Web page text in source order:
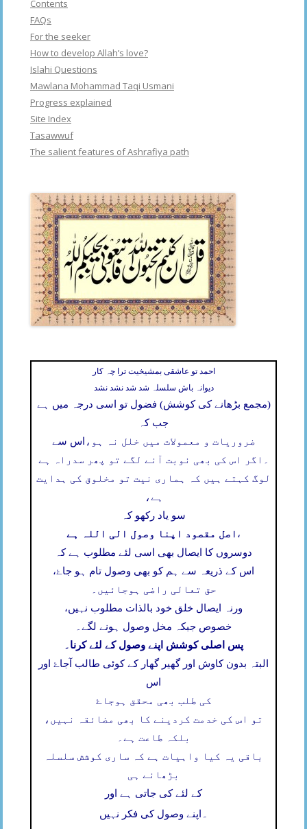
Contents
FAQs
For the seeker
How to develop Allah’s love?
Islahi Questions
Mawlana Mohammad Taqi Usmani
Progress explained
Site Index
Tasawwuf
The salient features of Ashrafiya path
احمد تو عاشقی بمشیخیت ترا چہ کار
دیوانہ باش سلسلہ شد شد نشد نشد
(مجمع بڑھانے کی کوشش) فضول تو اسی درجہ میں ہے
جب کہ
اس سے ضروریات و معمولات میں خلل نہ ہو،
اگر اس کی بھی نوبت آنے لگے تو پھر سدراہ ہے
لوگ کہتے ہیں کہ ہماری نیت تو مخلوق کی ہدایت
ہے،
سو یاد رکھو کہ
اصل مقصود اپنا وصول الی اللہ ہے ،
دوسروں کا ایصال بھی اسی لئے مطلوب ہے کہ
اس کے ذریعہ سے ہم کو بھی وصول تام ہو جاۓ،
حق تعالی راضی ہوجائیں۔
ورنہ ایصال خلق خود بالذات مطلوب نہیں،
خصوص جبکہ مخل وصول ہونے لگے۔
پس اصلی کوشش اپنے وصول کے لئے کرنا۔
البتہ بدون کاوش اور گھیر گھار کے کوئی طالب آجاۓ اور
اس
کی طلب بھی محقق ہوجاۓ
تو اس کی خدمت کردینے کا بھی مضائقہ نہیں،
بلکہ طاعت ہے۔
باقی یہ کیا واہیات ہے کہ ساری کوشش سلسلہ
بڑھانے ہی
کے لئے کی جاتی ہے اور
اپنے وصول کی فکر نہیں ۔